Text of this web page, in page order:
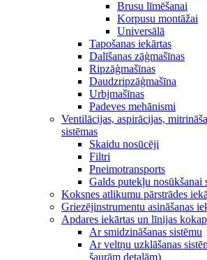
Brusu līmēšanai
Korpusu montāžai
Universālā
Tapošanas iekārtas
Dalīšanas zāģmašīnas
Ripzāģmašīnas
Daudzripzāģmašīna
Urbjmašīnas
Padeves mehānismi
Ventilācijas, aspirācijas,
sistēmas
Skaidu nosūcēji
Filtri
Pneimotransports
Galds putekļu nosūkšanai
Koksnes atlikumu pārstrādes
Griezējinstrumentu asināšanas
Apdares iekārtas un līnijas
Ar smidzināšanas sistēmu
Ar veltņu uzklāšanas
šaurām detaļām)